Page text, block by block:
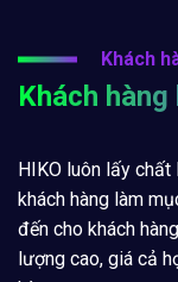
Khách
Khách
HIKO luôn lấy
khách hàng làm
đến cho khách
lượng cao, giá cả